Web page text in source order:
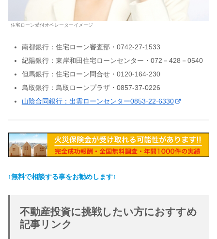
住宅ローン受付オペレーターイメージ
南都銀行：住宅ローン審査部・0742-27-1533
紀陽銀行：東岸和田住宅ローンセンター・072－428－0540
但馬銀行：住宅ローン問合せ・0120-164-230
鳥取銀行：鳥取ローンプラザ・0857-37-0226
山陰合同銀行：出雲ローンセンター0853-22-6330
↑無料で相談する事をお勧めします↑
不動産投資に挑戦したい方におすすめ
記事リンク